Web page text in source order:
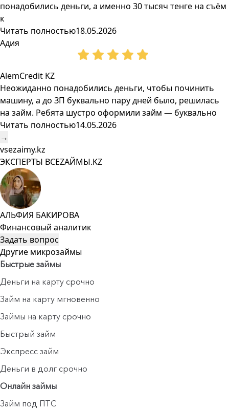
понадобились деньги, а именно 30 тысяч тенге на съём
к
Читать полностью18.05.2026
Адия
AlemCredit KZ
Неожиданно понадобились деньги, чтобы починить
машину, а до ЗП буквально пару дней было, решилась
на займ. Ребята шустро оформили займ — буквально
Читать полностью14.05.2026
→
vsezaimy.kz
ЭКСПЕРТЫ ВСЕZAЙМЫ.KZ
АЛЬФИЯ БАКИРОВА
Финансовый аналитик
Задать вопрос
Другие микрозаймы
Быстрые займы
Деньги на карту срочно
Займ на карту мгновенно
Займы на карту срочно
Быстрый займ
Экспресс займ
Деньги в долг срочно
Онлайн займы
Займ под ПТС